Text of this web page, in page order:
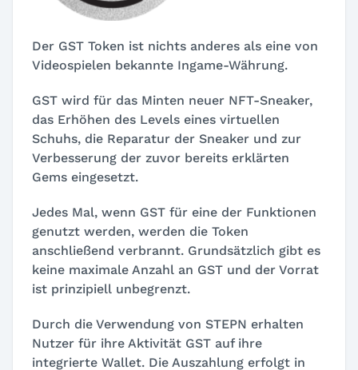
Der GST Token ist nichts anderes als eine von
Videospielen bekannte Ingame-Währung.
GST wird für das Minten neuer NFT-Sneaker,
das Erhöhen des Levels eines virtuellen
Schuhs, die Reparatur der Sneaker und zur
Verbesserung der zuvor bereits erklärten
Gems eingesetzt.
Jedes Mal, wenn GST für eine der Funktionen
genutzt werden, werden die Token
anschließend verbrannt. Grundsätzlich gibt es
keine maximale Anzahl an GST und der Vorrat
ist prinzipiell unbegrenzt.
Durch die Verwendung von STEPN erhalten
Nutzer für ihre Aktivität GST auf ihre
integrierte Wallet. Die Auszahlung erfolgt in